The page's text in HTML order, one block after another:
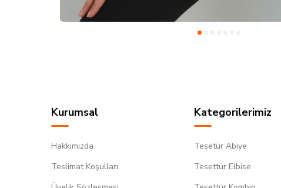
Kurumsal
Hakkımızda
Teslimat Koşulları
Kategorilerimiz
Tesetür Abiye
Tesettür Elbise